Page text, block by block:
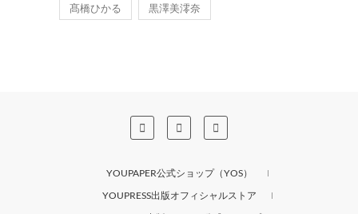
髙橋ひかる 黒澤美澪奈
YOUPAPER公式ショップ（YOS）
YOUPRESS出版オフィシャルストア